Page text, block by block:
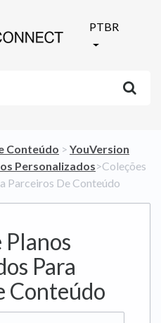
PTBR
Conteúdo ​ > ​ ​YouVersion
Personalizados​>​ Coleções
Parceiros De Conteúdo
Planos
Para
Conteúdo